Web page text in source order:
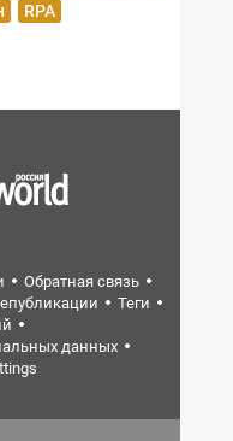
RPA
Обратная связь
Теги
данных